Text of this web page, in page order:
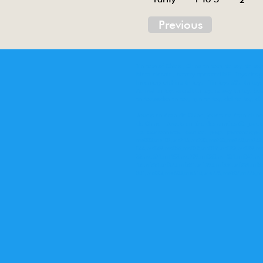
Previous
Tin toys of China , China tin toys, tin toy, tin
Inventory ofchina tin toys . Tin toys 60’s, tin
Animal tin toy, aircraft tin toy, railway tin toy,
tin toy,sedan tin toy, gun tin toy, doll tin toy,
Jouets en étain de Chine, jouets en étain
de Chine . Jouets en tôle des années 60,
up, camionnette, camion, jeep,
32,me671,mf153,me789,mf030,mf
12,mf821,mf273,mf281,mf